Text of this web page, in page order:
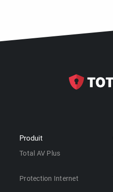
Produit
Total AV Plus
Protection Internet